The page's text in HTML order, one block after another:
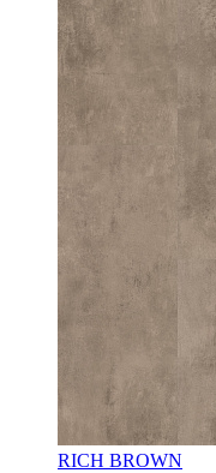
RICH BROWN